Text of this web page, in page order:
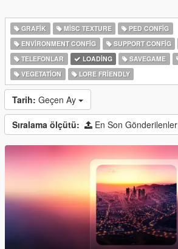
GRAFIK MISC TEXTURE
PED CONFIG
ENVIRONMENT CONFIG
SUPPORT CONFIG
TELEFONLAR
LOADING SAVEGAME
VEGETATION
LORE FRIENDLY
Tarih: Geçen Ay
Sıralama ölçütü: En Son Gönderilenler